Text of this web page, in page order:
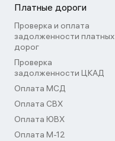
Платные дороги
Проверка и оплата
задолженности платных
дорог
Проверка
задолженности ЦКАД
Оплата МСД
Оплата СВХ
Оплата ЮВХ
Оплата М-12